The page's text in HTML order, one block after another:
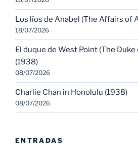
Los líos de Anabel (The Affairs of
18/07/2026
El duque de West Point (The
(1938)
08/07/2026
Charlie Chan in Honolulu (1938)
08/07/2026
ENTRADAS